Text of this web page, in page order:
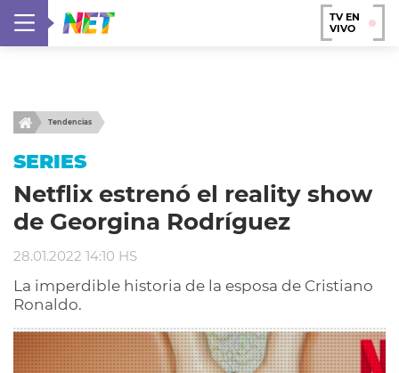
TV EN
VIVO
Tendencias
SERIES
Netflix estrenó el reality show
de Georgina Rodríguez
28.01.2022 14:10 HS
La imperdible historia de la esposa de Cristiano
Ronaldo.